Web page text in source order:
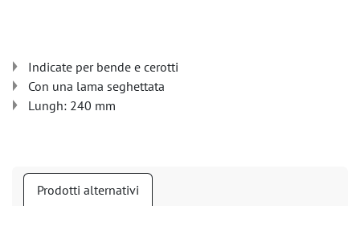
Indicate per bende e cerotti
Con una lama seghettata
Lungh: 240 mm
Prodotti alternativi